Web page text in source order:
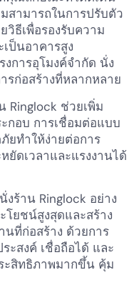
สามารถในการปรับตัว
ธีเพื่อรองรับความ
เป็นอาคารสูง
การอุโมงค์จำกัด นั่ง
รก่อสร้างที่หลากหลาย
Ringlock ช่วยเพิ่ม
กอบ การเชื่อมต่อแบบ
ยทำให้ง่ายต่อการ
ยัดเวลาและแรงงานได้
ร้าน Ringlock อย่าง
โยชน์สูงสุดและสร้าง
ที่ก่อสร้าง ด้วยการ
ะสงค์ เชื่อถือได้ และ
ะสิทธิภาพมากขึ้น คุ้ม